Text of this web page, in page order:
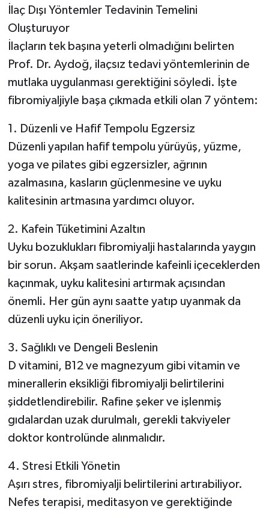
İlaç Dışı Yöntemler Tedavinin Temelini
Oluşturuyor
İlaçların tek başına yeterli olmadığını belirten
Prof. Dr. Aydoğ, ilaçsız tedavi yöntemlerinin de
mutlaka uygulanması gerektiğini söyledi. İşte
fibromiyaljiyle başa çıkmada etkili olan 7 yöntem:
1. Düzenli ve Hafif Tempolu Egzersiz
Düzenli yapılan hafif tempolu yürüyüş, yüzme,
yoga ve pilates gibi egzersizler, ağrının
azalmasına, kasların güçlenmesine ve uyku
kalitesinin artmasına yardımcı oluyor.
2. Kafein Tüketimini Azaltın
Uyku bozuklukları fibromiyalji hastalarında yaygın
bir sorun. Akşam saatlerinde kafeinli içeceklerden
kaçınmak, uyku kalitesini artırmak açısından
önemli. Her gün aynı saatte yatıp uyanmak da
düzenli uyku için öneriliyor.
3. Sağlıklı ve Dengeli Beslenin
D vitamini, B12 ve magnezyum gibi vitamin ve
minerallerin eksikliği fibromiyalji belirtilerini
şiddetlendirebilir. Rafine şeker ve işlenmiş
gıdalardan uzak durulmalı, gerekli takviyeler
doktor kontrolünde alınmalıdır.
4. Stresi Etkili Yönetin
Aşırı stres, fibromiyalji belirtilerini artırabiliyor.
Nefes terapisi, meditasyon ve gerektiğinde